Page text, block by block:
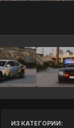
ИЗ КАТЕГОРИИ: